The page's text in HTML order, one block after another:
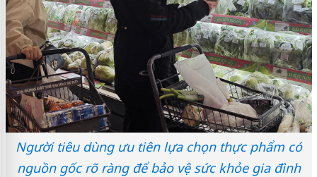
Người tiêu dùng ưu tiên lựa chọn thực phẩm có
nguồn gốc rõ ràng để bảo vệ sức khỏe gia đình